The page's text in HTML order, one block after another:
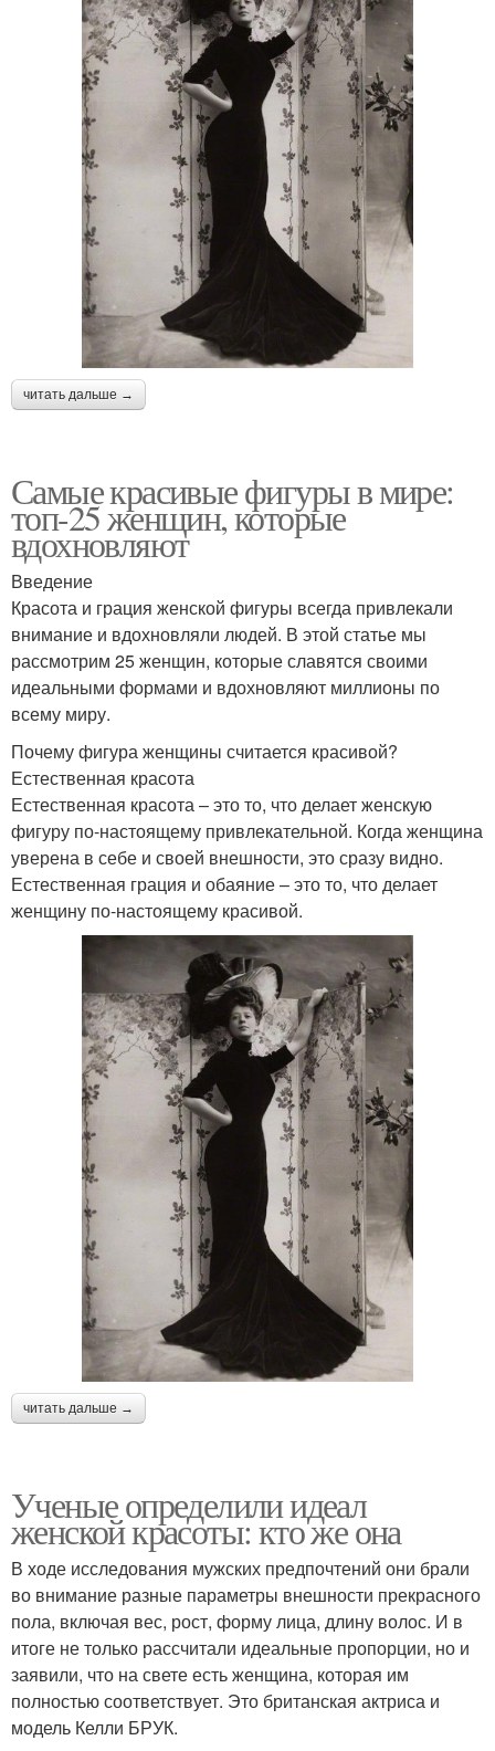
читать дальше →
Самые красивые фигуры в мире:
топ-25 женщин, которые
вдохновляют
Введение
Красота и грация женской фигуры всегда привлекали
внимание и вдохновляли людей. В этой статье мы
рассмотрим 25 женщин, которые славятся своими
идеальными формами и вдохновляют миллионы по
всему миру.
Почему фигура женщины считается красивой?
Естественная красота
Естественная красота – это то, что делает женскую
фигуру по-настоящему привлекательной. Когда женщина
уверена в себе и своей внешности, это сразу видно.
Естественная грация и обаяние – это то, что делает
женщину по-настоящему красивой.
читать дальше →
Ученые определили идеал
женской красоты: кто же она
В ходе исследования мужских предпочтений они брали
во внимание разные параметры внешности прекрасного
пола, включая вес, рост, форму лица, длину волос. И в
итоге не только рассчитали идеальные пропорции, но и
заявили, что на свете есть женщина, которая им
полностью соответствует. Это британская актриса и
модель Келли БРУК.